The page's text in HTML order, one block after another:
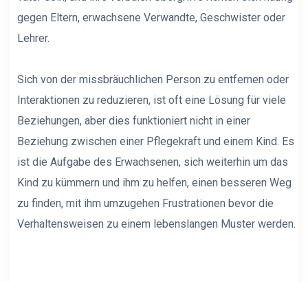
gegen Eltern, erwachsene Verwandte, Geschwister oder
Lehrer.
Sich von der missbräuchlichen Person zu entfernen oder
Interaktionen zu reduzieren, ist oft eine Lösung für viele
Beziehungen, aber dies funktioniert nicht in einer
Beziehung zwischen einer Pflegekraft und einem Kind. Es
ist die Aufgabe des Erwachsenen, sich weiterhin um das
Kind zu kümmern und ihm zu helfen, einen besseren Weg
zu finden, mit ihm umzugehen Frustrationen bevor die
Verhaltensweisen zu einem lebenslangen Muster werden.